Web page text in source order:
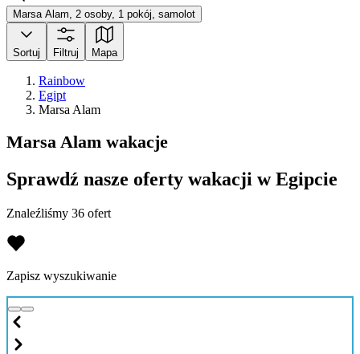
Marsa Alam, 2 osoby, 1 pokój, samolot
Sortuj Filtruj Mapa
Rainbow
Egipt
Marsa Alam
Marsa Alam wakacje
Sprawdź nasze oferty wakacji w Egipcie
Znaleźliśmy 36 ofert
Zapisz wyszukiwanie